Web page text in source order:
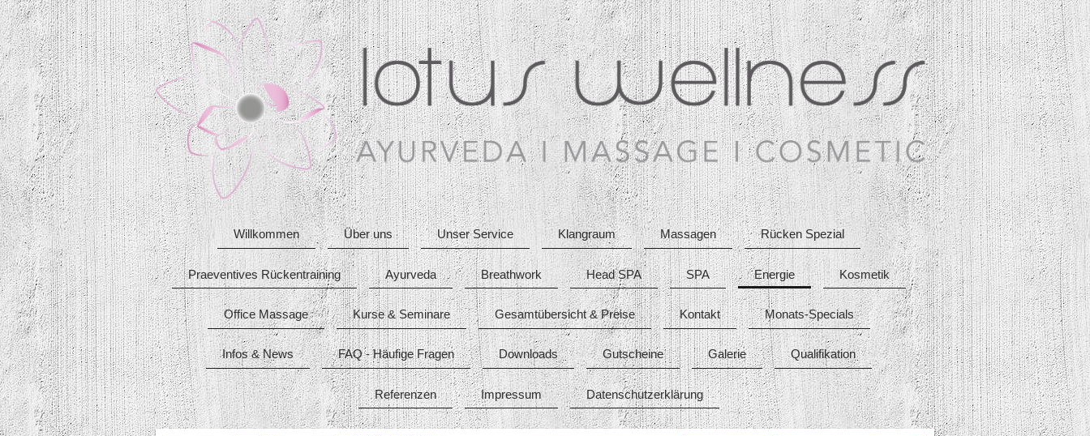
Willkommen Über uns Unser Service Klangraum Massagen Rücken Spezial
Praeventives Rückentraining Ayurveda Breathwork Head SPA SPA Energie Kosmetik
Office Massage Kurse & Seminare Gesamtübersicht & Preise Kontakt Monats-Specials
Infos & News FAQ - Häufige Fragen Downloads Gutscheine Galerie Qualifikation
Referenzen Impressum Datenschutzerklärung